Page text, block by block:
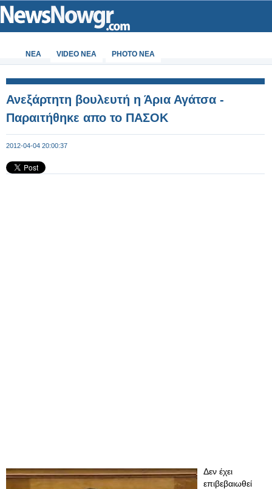
ΝΕΑ VIDEO NEA PHOTO NEA
Ανεξάρτητη βουλευτή η Άρια Αγάτσα -
Παραιτήθηκε απο το ΠΑΣΟΚ
2012-04-04 20:00:37
Δεν έχει
επιβεβαιωθεί